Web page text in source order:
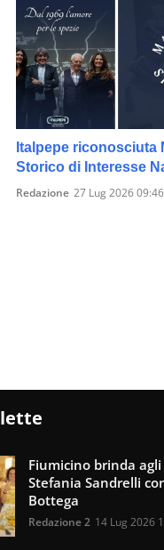
Italpepe riconosciuta
Storico di Interesse
Redazione 27 Lug 2026 09:46
Fiumicino brinda
Stefania Sandrelli
Bottega
Redazione 2 14 Lug 2026